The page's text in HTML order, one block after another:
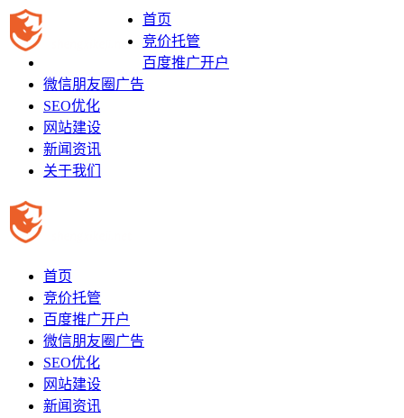
首页
竞价托管
百度推广开户
微信朋友圈广告
SEO优化
网站建设
新闻资讯
关于我们
首页
竞价托管
百度推广开户
微信朋友圈广告
SEO优化
网站建设
新闻资讯